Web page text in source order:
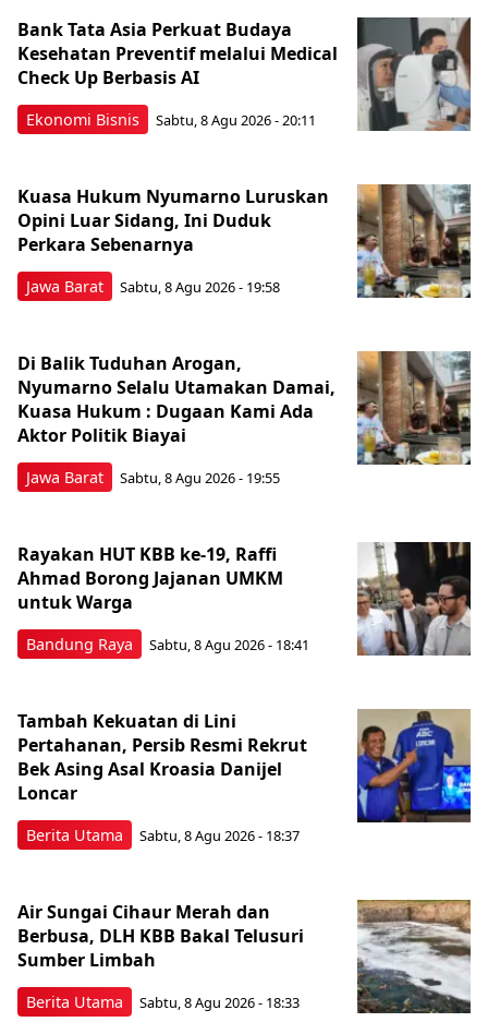
Ekonomi Bisnis
Bank Tata Asia Perkuat Budaya
Kesehatan Preventif melalui Medical
Check Up Berbasis AI
Sabtu, 8 Agu 2026 - 20:11
Jawa Barat
Kuasa Hukum Nyumarno Luruskan
Opini Luar Sidang, Ini Duduk
Perkara Sebenarnya ​
Sabtu, 8 Agu 2026 - 19:58
Jawa Barat
Di Balik Tuduhan Arogan,
Nyumarno Selalu Utamakan Damai,
Kuasa Hukum : Dugaan Kami Ada
Aktor Politik Biayai
Sabtu, 8 Agu 2026 - 19:55
Bandung Raya
Rayakan HUT KBB ke-19, Raffi
Ahmad Borong Jajanan UMKM
untuk Warga
Sabtu, 8 Agu 2026 - 18:41
Berita Utama
Tambah Kekuatan di Lini
Pertahanan, Persib Resmi Rekrut
Bek Asing Asal Kroasia Danijel
Loncar
Sabtu, 8 Agu 2026 - 18:37
Berita Utama
Air Sungai Cihaur Merah dan
Berbusa, DLH KBB Bakal Telusuri
Sumber Limbah
Sabtu, 8 Agu 2026 - 18:33